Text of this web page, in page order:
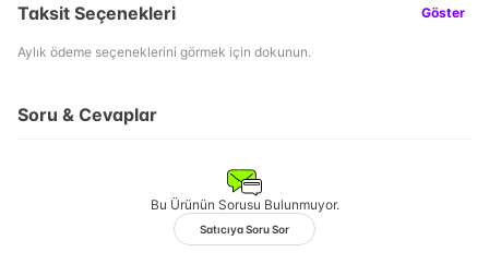
Taksit Seçenekleri Göster
Aylık ödeme seçeneklerini görmek için dokunun.
Soru & Cevaplar
Bu Ürünün Sorusu Bulunmuyor.
Satıcıya Soru Sor